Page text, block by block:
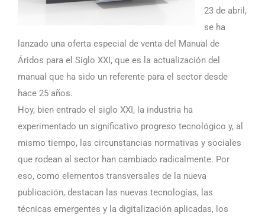
23 de abril,
se ha
lanzado una oferta especial de venta del Manual de
Áridos para el Siglo XXI, que es la actualización del
manual que ha sido un referente para el sector desde
hace 25 años.
Hoy, bien entrado el siglo XXI, la industria ha
experimentado un significativo progreso tecnológico y, al
mismo tiempo, las circunstancias normativas y sociales
que rodean al sector han cambiado radicalmente. Por
eso, como elementos transversales de la nueva
publicación, destacan las nuevas tecnologías, las
técnicas emergentes y la digitalización aplicadas, los